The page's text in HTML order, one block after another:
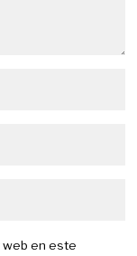
web en este